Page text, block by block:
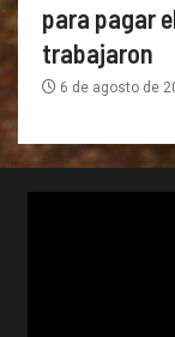
para pagar
trabajaron
6 de agosto de